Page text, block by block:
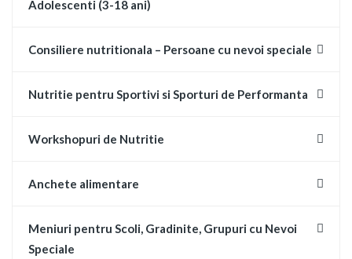
Adolescenti (3-18 ani)
Consiliere nutritionala – Persoane cu nevoi speciale
Nutritie pentru Sportivi si Sporturi de Performanta
Workshopuri de Nutritie
Anchete alimentare
Meniuri pentru Scoli, Gradinite, Grupuri cu Nevoi
Speciale